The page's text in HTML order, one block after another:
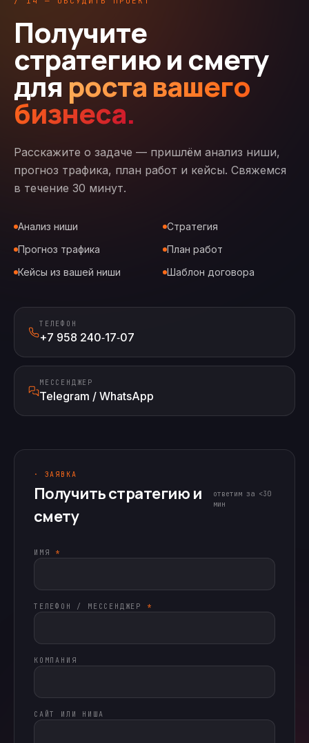
Получите
стратегию и смету
для роста вашего
бизнеса.
Расскажите о задаче — пришлём анализ ниши,
прогноз трафика, план работ и кейсы. Свяжемся
в течение 30 минут.
Анализ ниши
Стратегия
Прогноз трафика
План работ
Кейсы из вашей ниши
Шаблон договора
ТЕЛЕФОН
+7 958 240‑17‑07
МЕССЕНДЖЕР
Telegram / WhatsApp
· ЗАЯВКА
Получить стратегию и
смету
ответим за <30
мин
ИМЯ *
ТЕЛЕФОН / МЕССЕНДЖЕР *
КОМПАНИЯ
САЙТ ИЛИ НИША